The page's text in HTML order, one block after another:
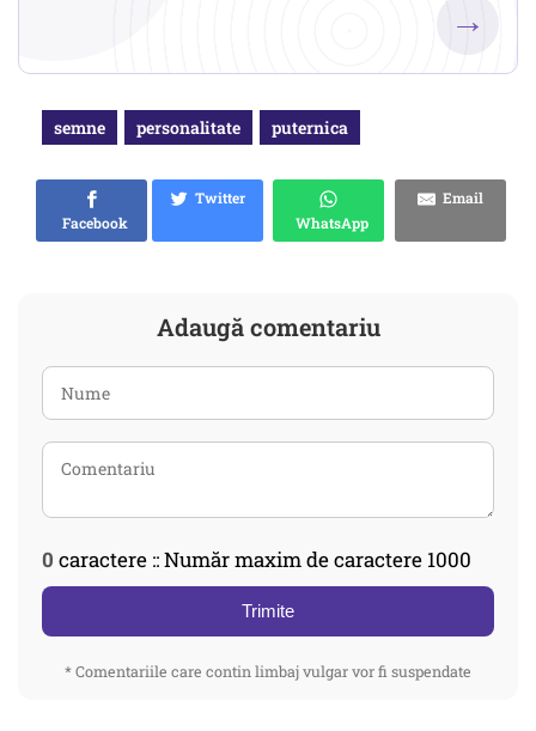
→
semne personalitate puternica
Facebook
Twitter
WhatsApp
Email
Adaugă comentariu
0 caractere :: Număr maxim de caractere 1000
Trimite
* Comentariile care contin limbaj vulgar vor fi suspendate